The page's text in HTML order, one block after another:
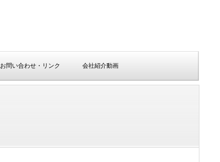
お問い合わせ・リンク 会社紹介動画